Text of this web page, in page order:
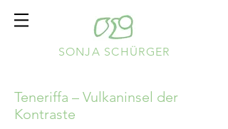
SONJA SCHÜRGER
Teneriffa – Vulkaninsel der
Kontraste